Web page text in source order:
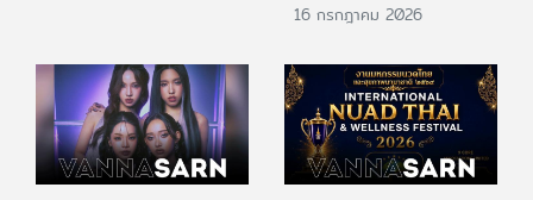
16 กรกฎาคม 2026